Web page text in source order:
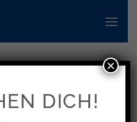
im
DICH!
×